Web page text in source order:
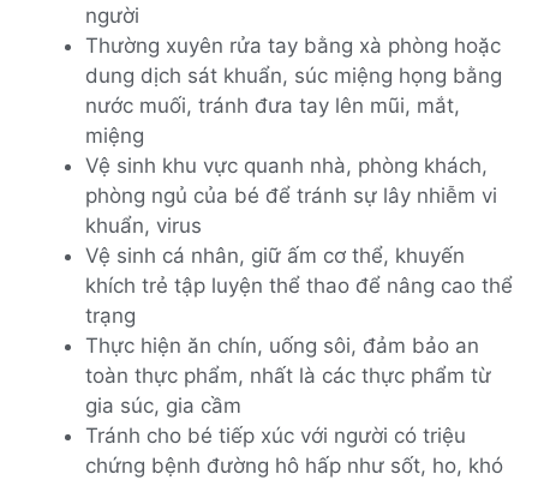
người
Thường xuyên rửa tay bằng xà phòng hoặc
dung dịch sát khuẩn, súc miệng họng bằng
nước muối, tránh đưa tay lên mũi, mắt,
miệng
Vệ sinh khu vực quanh nhà, phòng khách,
phòng ngủ của bé để tránh sự lây nhiễm vi
khuẩn, virus
Vệ sinh cá nhân, giữ ấm cơ thể, khuyến
khích trẻ tập luyện thể thao để nâng cao thể
trạng
Thực hiện ăn chín, uống sôi, đảm bảo an
toàn thực phẩm, nhất là các thực phẩm từ
gia súc, gia cầm
Tránh cho bé tiếp xúc với người có triệu
chứng bệnh đường hô hấp như sốt, ho, khó